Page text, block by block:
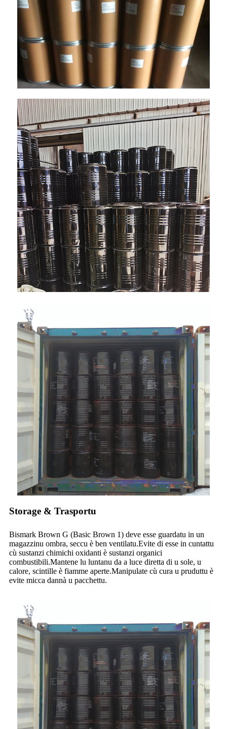
Storage & Trasportu
Bismark Brown G (Basic Brown 1) deve esse guardatu in un
magazzinu ombra, seccu è ben ventilatu.Evite di esse in cuntattu
cù sustanzi chimichi oxidanti è sustanzi organici
combustibili.Mantene lu luntanu da a luce diretta di u sole, u
calore, scintille è fiamme aperte.Manipulate cù cura u pruduttu è
evite micca dannà u pacchettu.